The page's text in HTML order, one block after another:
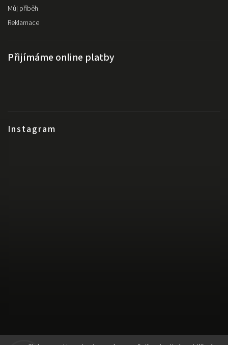
Instagram
Můj příběh
Reklamace
Přijímáme online platby